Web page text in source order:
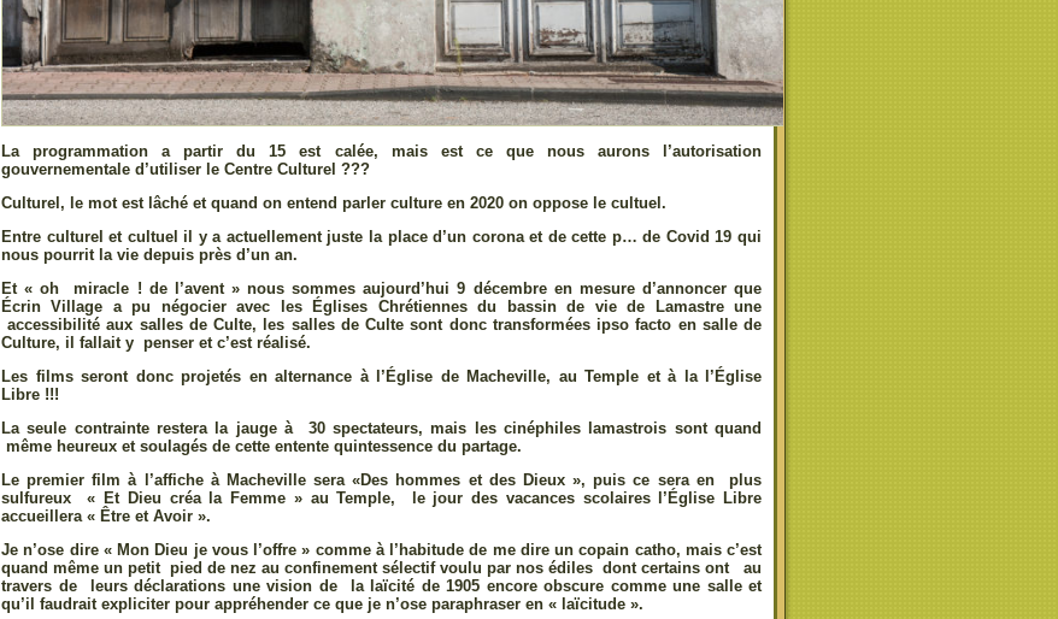
La programmation a partir du 15 est calée, mais est ce que nous aurons l’autorisation
gouvernementale d’utiliser le Centre Culturel ???
Culturel, le mot est lâché et quand on entend parler culture en 2020 on oppose le cultuel.
Entre culturel et cultuel il y a actuellement juste la place d’un corona et de cette p… de Covid 19 qui
nous pourrit la vie depuis près d’un an.
Et « oh miracle ! de l’avent » nous sommes aujourd’hui 9 décembre en mesure d’annoncer que
Écrin Village a pu négocier avec les Églises Chrétiennes du bassin de vie de Lamastre une
accessibilité aux salles de Culte, les salles de Culte sont donc transformées ipso facto en salle de
Culture, il fallait y penser et c’est réalisé.
Les films seront donc projetés en alternance à l’Église de Macheville, au Temple et à la l’Église
Libre !!!
La seule contrainte restera la jauge à 30 spectateurs, mais les cinéphiles lamastrois sont quand
même heureux et soulagés de cette entente quintessence du partage.
Le premier film à l’affiche à Macheville sera «Des hommes et des Dieux », puis ce sera en plus
sulfureux « Et Dieu créa la Femme » au Temple, le jour des vacances scolaires l’Église Libre
accueillera « Être et Avoir ».
Je n’ose dire « Mon Dieu je vous l’offre » comme à l’habitude de me dire un copain catho, mais c’est
quand même un petit pied de nez au confinement sélectif voulu par nos édiles dont certains ont au
travers de leurs déclarations une vision de la laïcité de 1905 encore obscure comme une salle et
qu’il faudrait expliciter pour appréhender ce que je n’ose paraphraser en « laïcitude ».